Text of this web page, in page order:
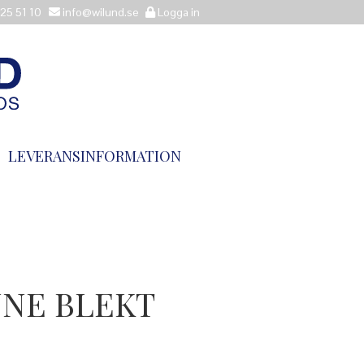
51 10 info@wilund.se Logga in
LEVERANSINFORMATION
BLEKT